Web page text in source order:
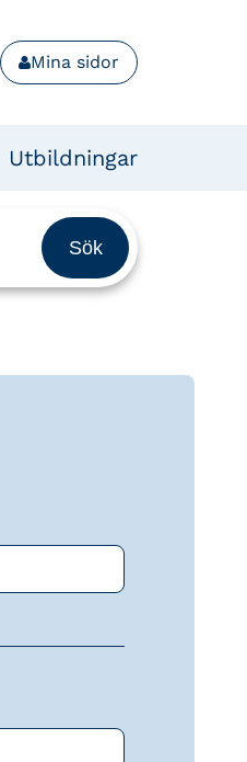
Mina sidor
Utbildningar